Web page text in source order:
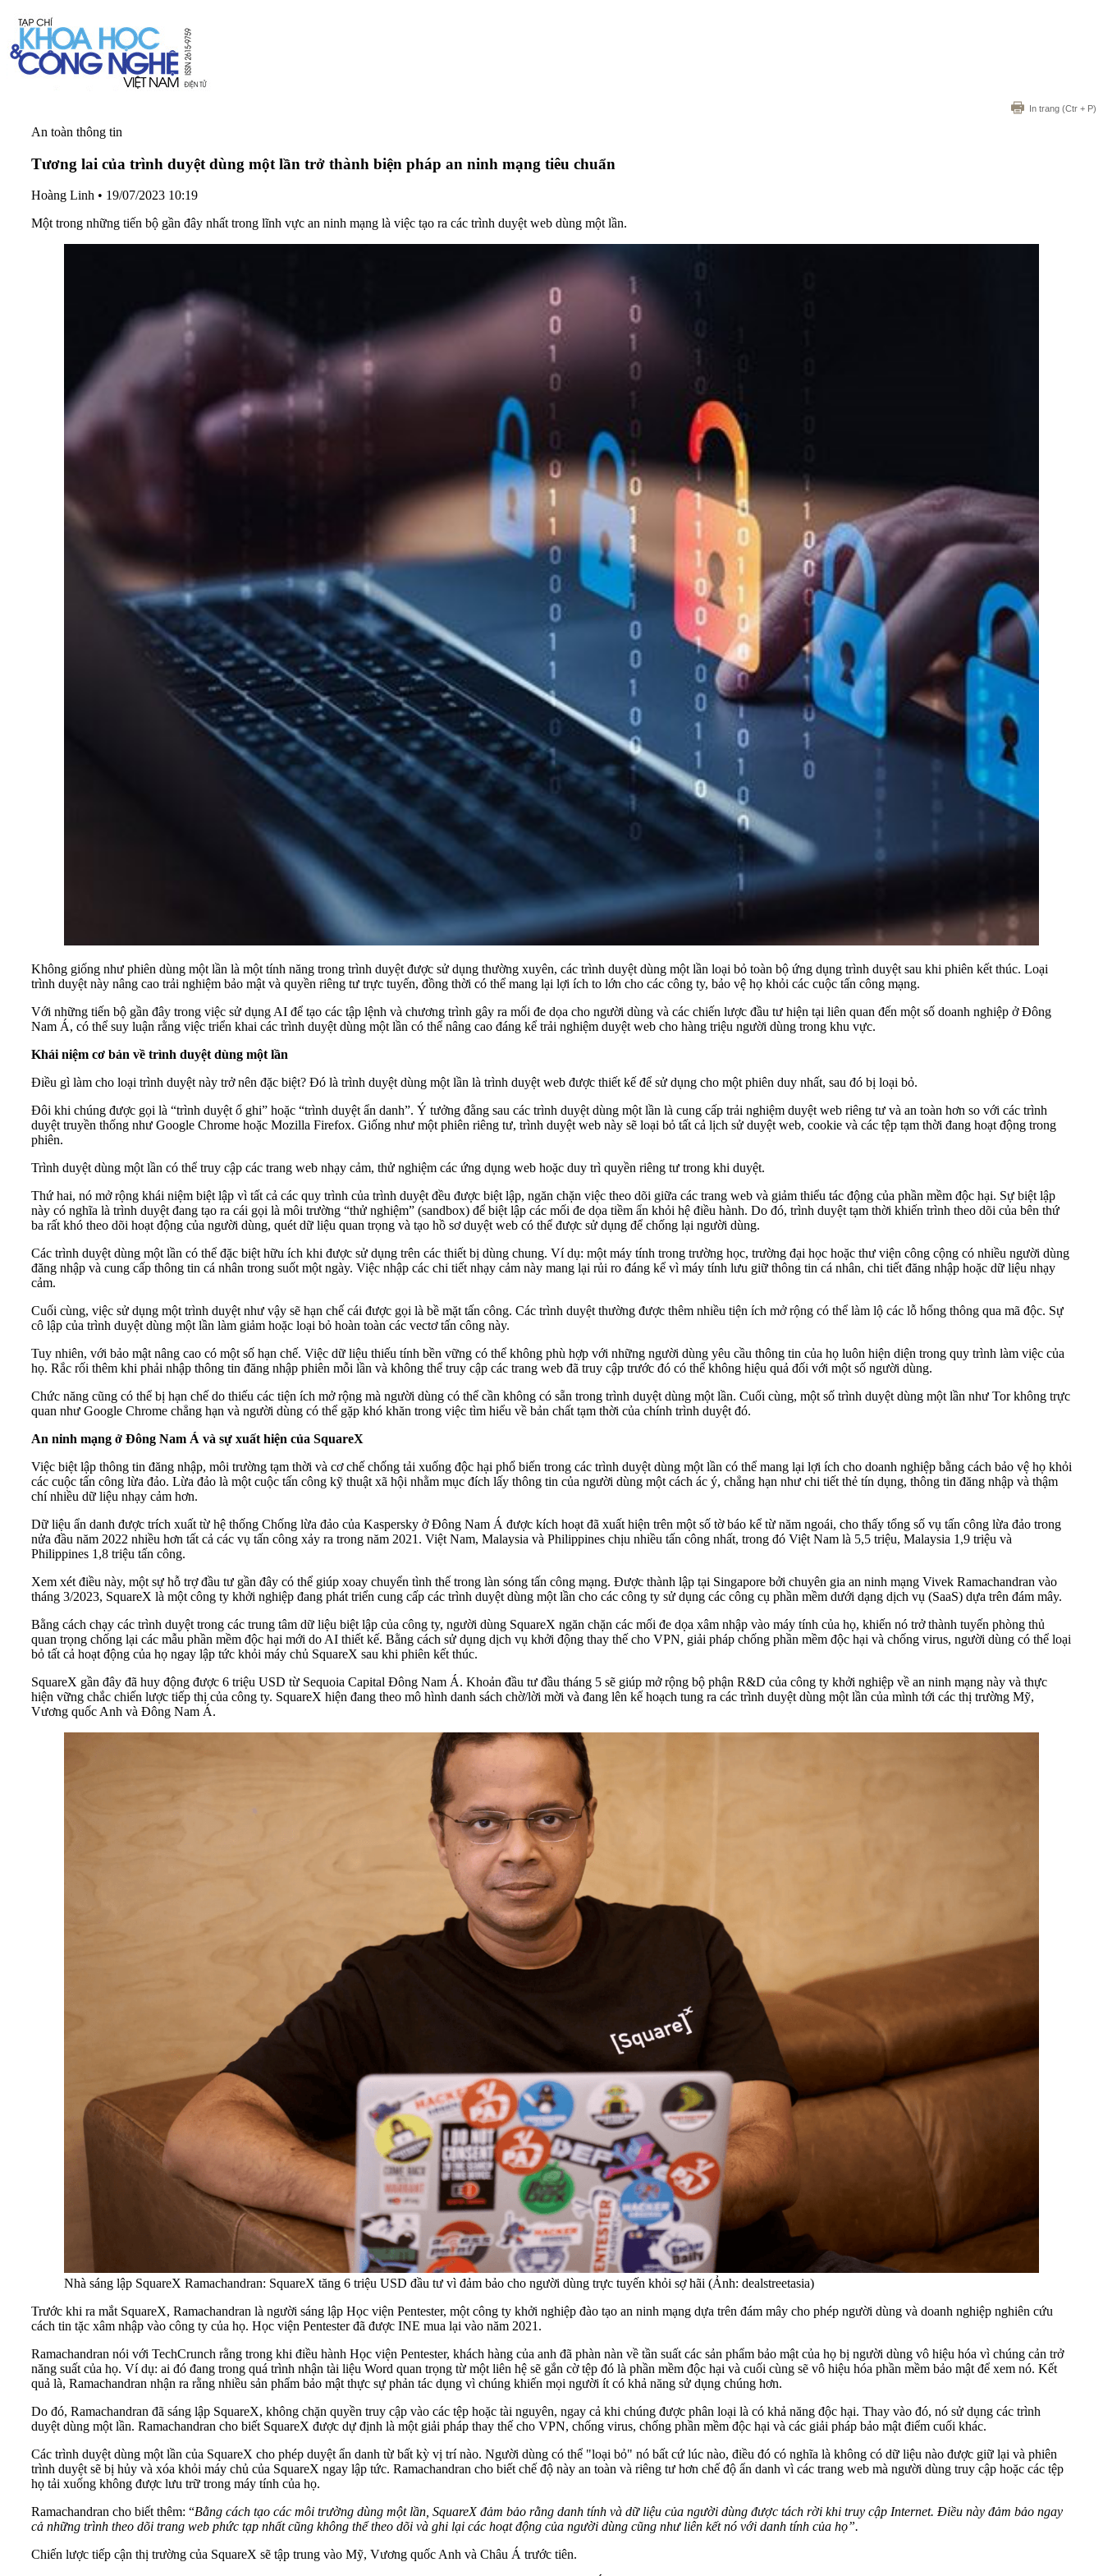
In trang (Ctr + P)
An toàn thông tin
Tương lai của trình duyệt dùng một lần trở thành biện pháp an ninh mạng tiêu chuẩn
Hoàng Linh • 19/07/2023 10:19
Một trong những tiến bộ gần đây nhất trong lĩnh vực an ninh mạng là việc tạo ra các trình duyệt web dùng một lần.
Không giống như phiên dùng một lần là một tính năng trong trình duyệt được sử dụng thường xuyên, các trình duyệt dùng một lần loại bỏ toàn bộ ứng dụng trình duyệt sau khi phiên kết thúc. Loại
trình duyệt này nâng cao trải nghiệm bảo mật và quyền riêng tư trực tuyến, đồng thời có thể mang lại lợi ích to lớn cho các công ty, bảo vệ họ khỏi các cuộc tấn công mạng.
Với những tiến bộ gần đây trong việc sử dụng AI để tạo các tập lệnh và chương trình gây ra mối đe dọa cho người dùng và các chiến lược đầu tư hiện tại liên quan đến một số doanh nghiệp ở Đông
Nam Á, có thể suy luận rằng việc triển khai các trình duyệt dùng một lần có thể nâng cao đáng kể trải nghiệm duyệt web cho hàng triệu người dùng trong khu vực.
Khái niệm cơ bản về trình duyệt dùng một lần
Điều gì làm cho loại trình duyệt này trở nên đặc biệt? Đó là trình duyệt dùng một lần là trình duyệt web được thiết kế để sử dụng cho một phiên duy nhất, sau đó bị loại bỏ.
Đôi khi chúng được gọi là “trình duyệt ổ ghi” hoặc “trình duyệt ẩn danh”. Ý tưởng đằng sau các trình duyệt dùng một lần là cung cấp trải nghiệm duyệt web riêng tư và an toàn hơn so với các trình
duyệt truyền thống như Google Chrome hoặc Mozilla Firefox. Giống như một phiên riêng tư, trình duyệt web này sẽ loại bỏ tất cả lịch sử duyệt web, cookie và các tệp tạm thời đang hoạt động trong
phiên.
Trình duyệt dùng một lần có thể truy cập các trang web nhạy cảm, thử nghiệm các ứng dụng web hoặc duy trì quyền riêng tư trong khi duyệt.
Thứ hai, nó mở rộng khái niệm biệt lập vì tất cả các quy trình của trình duyệt đều được biệt lập, ngăn chặn việc theo dõi giữa các trang web và giảm thiểu tác động của phần mềm độc hại. Sự biệt lập
này có nghĩa là trình duyệt đang tạo ra cái gọi là môi trường “thử nghiệm” (sandbox) để biệt lập các mối đe dọa tiềm ẩn khỏi hệ điều hành. Do đó, trình duyệt tạm thời khiến trình theo dõi của bên thứ
ba rất khó theo dõi hoạt động của người dùng, quét dữ liệu quan trọng và tạo hồ sơ duyệt web có thể được sử dụng để chống lại người dùng.
Các trình duyệt dùng một lần có thể đặc biệt hữu ích khi được sử dụng trên các thiết bị dùng chung. Ví dụ: một máy tính trong trường học, trường đại học hoặc thư viện công cộng có nhiều người dùng
đăng nhập và cung cấp thông tin cá nhân trong suốt một ngày. Việc nhập các chi tiết nhạy cảm này mang lại rủi ro đáng kể vì máy tính lưu giữ thông tin cá nhân, chi tiết đăng nhập hoặc dữ liệu nhạy
cảm.
Cuối cùng, việc sử dụng một trình duyệt như vậy sẽ hạn chế cái được gọi là bề mặt tấn công. Các trình duyệt thường được thêm nhiều tiện ích mở rộng có thể làm lộ các lỗ hổng thông qua mã độc. Sự
cô lập của trình duyệt dùng một lần làm giảm hoặc loại bỏ hoàn toàn các vectơ tấn công này.
Tuy nhiên, với bảo mật nâng cao có một số hạn chế. Việc dữ liệu thiếu tính bền vững có thể không phù hợp với những người dùng yêu cầu thông tin của họ luôn hiện diện trong quy trình làm việc của
họ. Rắc rối thêm khi phải nhập thông tin đăng nhập phiên mỗi lần và không thể truy cập các trang web đã truy cập trước đó có thể không hiệu quả đối với một số người dùng.
Chức năng cũng có thể bị hạn chế do thiếu các tiện ích mở rộng mà người dùng có thể cần không có sẵn trong trình duyệt dùng một lần. Cuối cùng, một số trình duyệt dùng một lần như Tor không trực
quan như Google Chrome chẳng hạn và người dùng có thể gặp khó khăn trong việc tìm hiểu về bản chất tạm thời của chính trình duyệt đó.
An ninh mạng ở Đông Nam Á và sự xuất hiện của SquareX
Việc biệt lập thông tin đăng nhập, môi trường tạm thời và cơ chế chống tải xuống độc hại phổ biến trong các trình duyệt dùng một lần có thể mang lại lợi ích cho doanh nghiệp bằng cách bảo vệ họ khỏi
các cuộc tấn công lừa đảo. Lừa đảo là một cuộc tấn công kỹ thuật xã hội nhằm mục đích lấy thông tin của người dùng một cách ác ý, chẳng hạn như chi tiết thẻ tín dụng, thông tin đăng nhập và thậm
chí nhiều dữ liệu nhạy cảm hơn.
Dữ liệu ẩn danh được trích xuất từ hệ thống Chống lừa đảo của Kaspersky ở Đông Nam Á được kích hoạt đã xuất hiện trên một số tờ báo kể từ năm ngoái, cho thấy tổng số vụ tấn công lừa đảo trong
nửa đầu năm 2022 nhiều hơn tất cả các vụ tấn công xảy ra trong năm 2021. Việt Nam, Malaysia và Philippines chịu nhiều tấn công nhất, trong đó Việt Nam là 5,5 triệu, Malaysia 1,9 triệu và
Philippines 1,8 triệu tấn công.
Xem xét điều này, một sự hỗ trợ đầu tư gần đây có thể giúp xoay chuyển tình thế trong làn sóng tấn công mạng. Được thành lập tại Singapore bởi chuyên gia an ninh mạng Vivek Ramachandran vào
tháng 3/2023, SquareX là một công ty khởi nghiệp đang phát triển cung cấp các trình duyệt dùng một lần cho các công ty sử dụng các công cụ phần mềm dưới dạng dịch vụ (SaaS) dựa trên đám mây.
Bằng cách chạy các trình duyệt trong các trung tâm dữ liệu biệt lập của công ty, người dùng SquareX ngăn chặn các mối đe dọa xâm nhập vào máy tính của họ, khiến nó trở thành tuyến phòng thủ
quan trọng chống lại các mẫu phần mềm độc hại mới do AI thiết kế. Bằng cách sử dụng dịch vụ khởi động thay thế cho VPN, giải pháp chống phần mềm độc hại và chống virus, người dùng có thể loại
bỏ tất cả hoạt động của họ ngay lập tức khỏi máy chủ SquareX sau khi phiên kết thúc.
SquareX gần đây đã huy động được 6 triệu USD từ Sequoia Capital Đông Nam Á. Khoản đầu tư đầu tháng 5 sẽ giúp mở rộng bộ phận R&D của công ty khởi nghiệp về an ninh mạng này và thực
hiện vững chắc chiến lược tiếp thị của công ty. SquareX hiện đang theo mô hình danh sách chờ/lời mời và đang lên kế hoạch tung ra các trình duyệt dùng một lần của mình tới các thị trường Mỹ,
Vương quốc Anh và Đông Nam Á.
Nhà sáng lập SquareX Ramachandran: SquareX tăng 6 triệu USD đầu tư vì đảm bảo cho người dùng trực tuyến khỏi sợ hãi (Ảnh: dealstreetasia)
Trước khi ra mắt SquareX, Ramachandran là người sáng lập Học viện Pentester, một công ty khởi nghiệp đào tạo an ninh mạng dựa trên đám mây cho phép người dùng và doanh nghiệp nghiên cứu
cách tin tặc xâm nhập vào công ty của họ. Học viện Pentester đã được INE mua lại vào năm 2021.
Ramachandran nói với TechCrunch rằng trong khi điều hành Học viện Pentester, khách hàng của anh đã phàn nàn về tần suất các sản phẩm bảo mật của họ bị người dùng vô hiệu hóa vì chúng cản trở
năng suất của họ. Ví dụ: ai đó đang trong quá trình nhận tài liệu Word quan trọng từ một liên hệ sẽ gắn cờ tệp đó là phần mềm độc hại và cuối cùng sẽ vô hiệu hóa phần mềm bảo mật để xem nó. Kết
quả là, Ramachandran nhận ra rằng nhiều sản phẩm bảo mật thực sự phản tác dụng vì chúng khiến mọi người ít có khả năng sử dụng chúng hơn.
Do đó, Ramachandran đã sáng lập SquareX, không chặn quyền truy cập vào các tệp hoặc tài nguyên, ngay cả khi chúng được phân loại là có khả năng độc hại. Thay vào đó, nó sử dụng các trình
duyệt dùng một lần. Ramachandran cho biết SquareX được dự định là một giải pháp thay thế cho VPN, chống virus, chống phần mềm độc hại và các giải pháp bảo mật điểm cuối khác.
Các trình duyệt dùng một lần của SquareX cho phép duyệt ẩn danh từ bất kỳ vị trí nào. Người dùng có thể "loại bỏ" nó bất cứ lúc nào, điều đó có nghĩa là không có dữ liệu nào được giữ lại và phiên
trình duyệt sẽ bị hủy và xóa khỏi máy chủ của SquareX ngay lập tức. Ramachandran cho biết chế độ này an toàn và riêng tư hơn chế độ ẩn danh vì các trang web mà người dùng truy cập hoặc các tệp
họ tải xuống không được lưu trữ trong máy tính của họ.
Ramachandran cho biết thêm: “Bằng cách tạo các môi trường dùng một lần, SquareX đảm bảo rằng danh tính và dữ liệu của người dùng được tách rời khi truy cập Internet. Điều này đảm bảo ngay
cả những trình theo dõi trang web phức tạp nhất cũng không thể theo dõi và ghi lại các hoạt động của người dùng cũng như liên kết nó với danh tính của họ”.
Chiến lược tiếp cận thị trường của SquareX sẽ tập trung vào Mỹ, Vương quốc Anh và Châu Á trước tiên.